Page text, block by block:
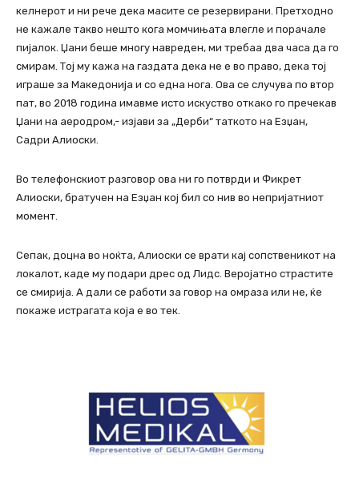
келнерот и ни рече дека масите се резервирани. Претходно
не кажале такво нешто кога момчињата влегле и порачале
пијалок. Џани беше многу навреден, ми требаа два часа да го
смирам. Тој му кажа на газдата дека не е во право, дека тој
играше за Македонија и со една нога. Ова се случува по втор
пат, во 2018 година имавме исто искуство откако го пречекав
Џани на аеродром,- изјави за „Дерби“ таткото на Езџан,
Садри Алиоски.
Во телефонскиот разговор ова ни го потврди и Фикрет
Алиоски, братучен на Езџан кој бил со нив во непријатниот
момент.
Сепак, доцна во ноќта, Алиоски се врати кај сопственикот на
локалот, каде му подари дрес од Лидс. Веројатно страстите
се смирија. А дали се работи за говор на омраза или не, ќе
покаже истрагата која е во тек.